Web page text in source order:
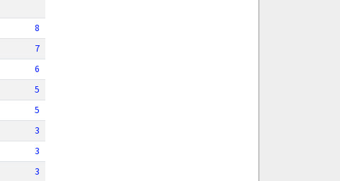
8
7
6
5
5
3
3
3